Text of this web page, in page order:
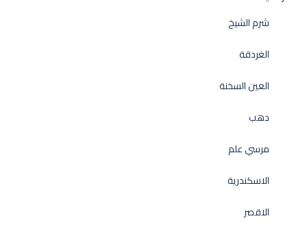
شرم الشيخ
الغردقة
العين السخنة
دهب
مرسي علم
الاسكندرية
الاقصر